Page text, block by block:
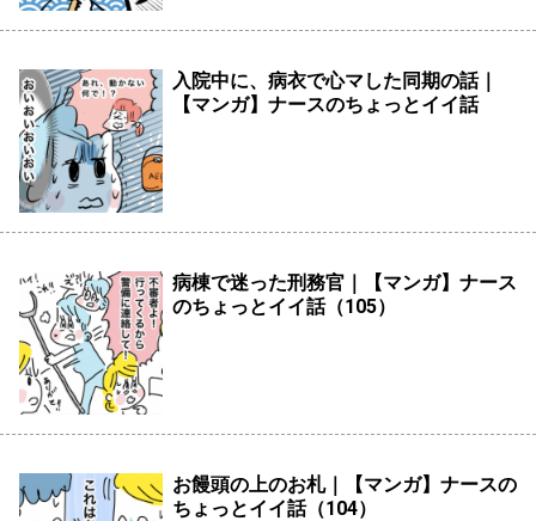
入院中に、病衣で心マした同期の話｜
【マンガ】ナースのちょっとイイ話
病棟で迷った刑務官｜【マンガ】ナース
のちょっとイイ話（105）
お饅頭の上のお札｜【マンガ】ナースの
ちょっとイイ話（104）